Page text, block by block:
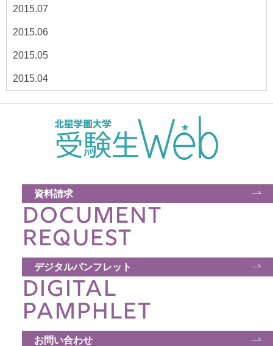
2015.07
2015.06
2015.05
2015.04
資料請求
DOCUMENT
REQUEST
デジタルパンフレット
DIGITAL
PAMPHLET
お問い合わせ